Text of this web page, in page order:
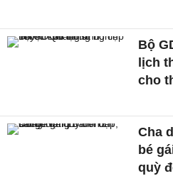
Bộ
lịch
cho
Cha
bé
quỳ